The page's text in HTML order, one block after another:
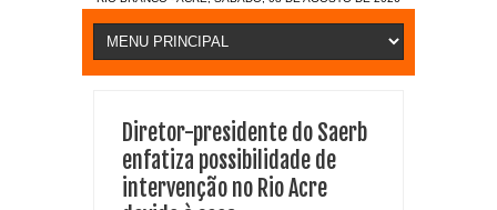
Diretor-presidente do Saerb
enfatiza possibilidade de
intervenção no Rio Acre